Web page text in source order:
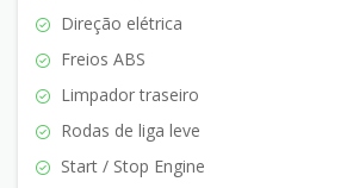
Direção elétrica
Freios ABS
Limpador traseiro
Rodas de liga leve
Start / Stop Engine